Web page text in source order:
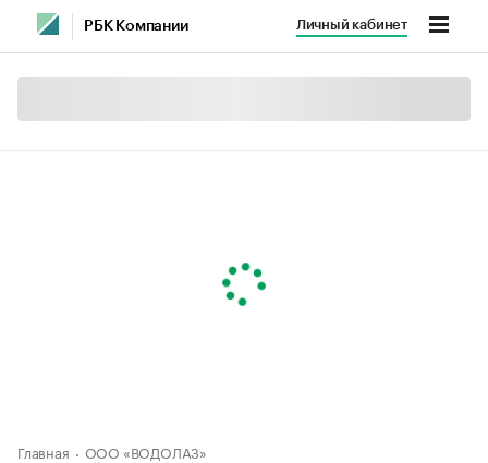
РБК Компании Личный кабинет
Главная ООО «ВОДОЛАЗ»